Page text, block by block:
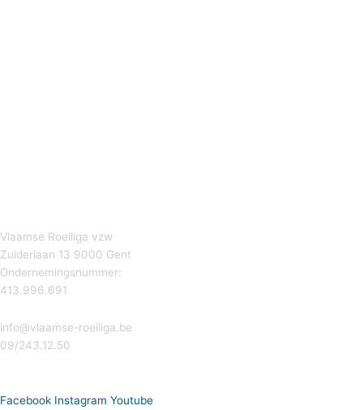
Vlaamse Roeiliga vzw
Zuiderlaan 13 9000 Gent
Ondernemingsnummer:
413.996.691
info@vlaamse-roeiliga.be
09/243.12.50
Facebook Instagram Youtube